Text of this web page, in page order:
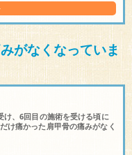
がなくなっていま
け、6回目の施術を受ける頃に
け痛かった肩甲骨の痛みがなく